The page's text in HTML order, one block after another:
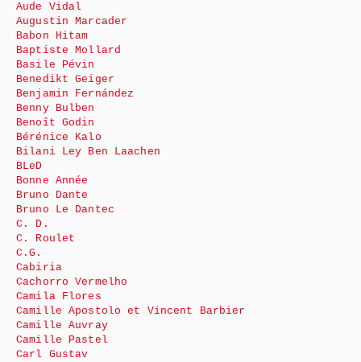
Aude Vidal
Augustin Marcader
Babon Hitam
Baptiste Mollard
Basile Pévin
Benedikt Geiger
Benjamin Fernández
Benny Bulben
Benoît Godin
Bérénice Kalo
Bilani Ley Ben Laachen
BLeD
Bonne Année
Bruno Dante
Bruno Le Dantec
C. D.
C. Roulet
C.G.
Cabiria
Cachorro Vermelho
Camila Flores
Camille Apostolo et Vincent Barbier
Camille Auvray
Camille Pastel
Carl Gustav